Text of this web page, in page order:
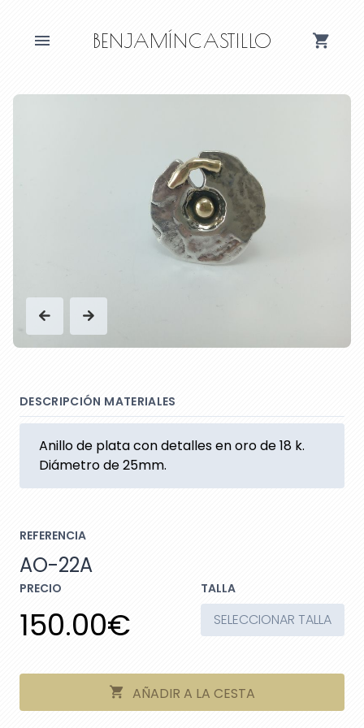
BENJAMÍNCASTILLO
DESCRIPCIÓN MATERIALES
Anillo de plata con detalles en oro de 18 k.
Diámetro de 25mm.
REFERENCIA
AO-22A
PRECIO
150.00€
TALLA
SELECCIONAR TALLA
AÑADIR A LA CESTA